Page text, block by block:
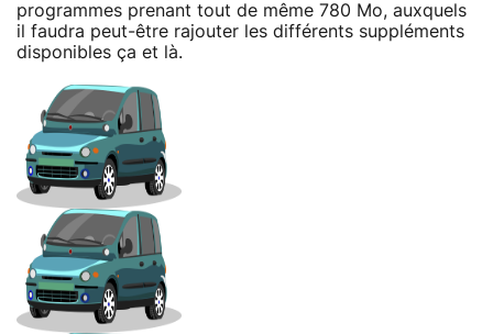
programmes prenant tout de même 780 Mo, auxquels
il faudra peut-être rajouter les différents suppléments
disponibles ça et là.